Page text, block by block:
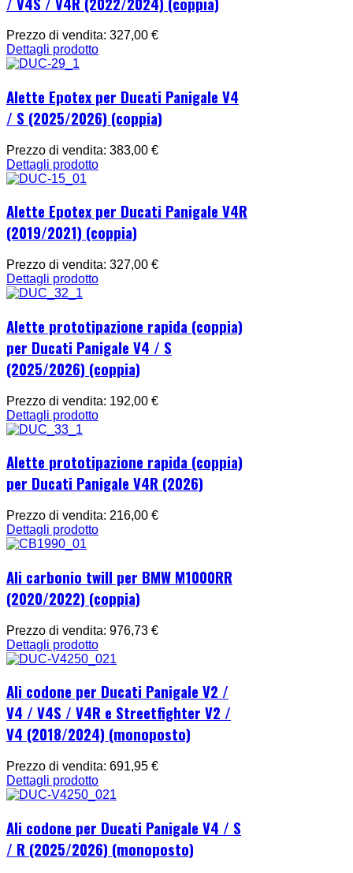
Prezzo di vendita: 327,00 €
Dettagli prodotto
Alette Epotex per Ducati Panigale V4
/ S (2025/2026) (coppia)
Prezzo di vendita: 383,00 €
Dettagli prodotto
Alette Epotex per Ducati Panigale V4R
(2019/2021) (coppia)
Prezzo di vendita: 327,00 €
Dettagli prodotto
Alette prototipazione rapida (coppia)
per Ducati Panigale V4 / S
(2025/2026) (coppia)
Prezzo di vendita: 192,00 €
Dettagli prodotto
Alette prototipazione rapida (coppia)
per Ducati Panigale V4R (2026)
Prezzo di vendita: 216,00 €
Dettagli prodotto
Ali carbonio twill per BMW M1000RR
(2020/2022) (coppia)
Prezzo di vendita: 976,73 €
Dettagli prodotto
Ali codone per Ducati Panigale V2 /
V4 / V4S / V4R e Streetfighter V2 /
V4 (2018/2024) (monoposto)
Prezzo di vendita: 691,95 €
Dettagli prodotto
Ali codone per Ducati Panigale V4 / S
/ R (2025/2026) (monoposto)